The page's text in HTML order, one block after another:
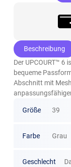
Beschreibung
Der UPCOURT™ 6
bequeme
Abschnitt mit
Größe 39
Farbe Grau
Geschlecht